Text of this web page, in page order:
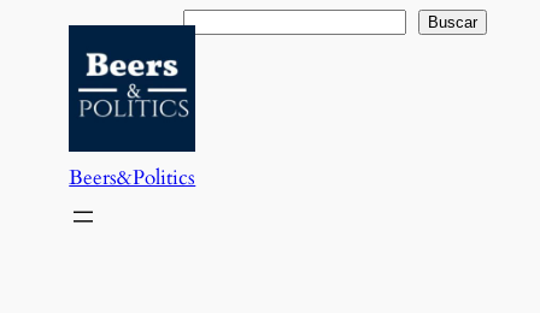
contenido
Buscar Buscar
Beers&Politics